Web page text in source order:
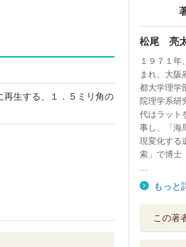
生する、１．５ミリ角の
松尾 亮
１９７１年
まれ、大阪
都大学理学
院理学系研
代はラット
事し、「海
現変化する
索」で博士
…
もっと
この著